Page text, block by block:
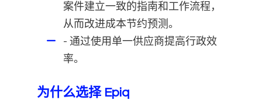
案件建立一致的指南和工作流程，
从而改进成本节约预测。
- 通过使用单一供应商提高行政效
率。
为什么选择 Epiq